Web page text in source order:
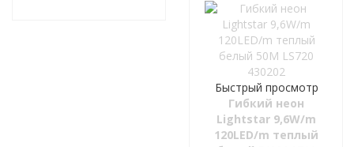
Быстрый просмотр
Гибкий неон
Lightstar 9,6W/m
120LED/m теплый